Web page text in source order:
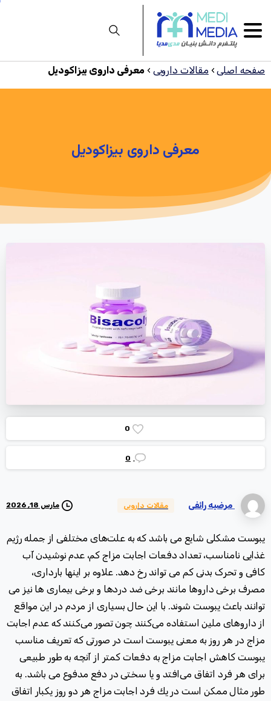
صفحه اصلی› مقالات دارویی › معرفی داروی بیزاکودیل
معرفیداروی بیزاکودیل
0
0
مرضیه رائفی مقالات دارویی مارس 18, 2026
یبوست مشکلی شایع می باشد که به علت‌های مختلفی از جمله رژیم
غذایی نامناسب، تعداد دفعات اجابت مزاج كم، عدم نوشیدن آب
کافی و تحرک بدنی کم می تواند رخ دهد. علاوه بر اینها بارداری،
مصرف برخی داروها مانند برخی ضد درد‌ها و برخی بیماری ها نیز می
توانند باعث یبوست شوند. با این حال بسیاری از مردم در این مواقع
از داروهای ملین استفاده می‌کنند چون تصور می‌کنند که عدم اجابت
مزاج در هر روز به معنی یبوست است در صورتی که تعریف مناسب
یبوست کاهش اجابت مزاج به دفعات کمتر از آنچه به طور طبیعی
برای هر فرد اتفاق می‌افتد و یا سختی در دفع مدفوع می باشد. به
طور مثال ممکن است در يك فرد اجابت مزاج هر دو روز یکبار اتفاق